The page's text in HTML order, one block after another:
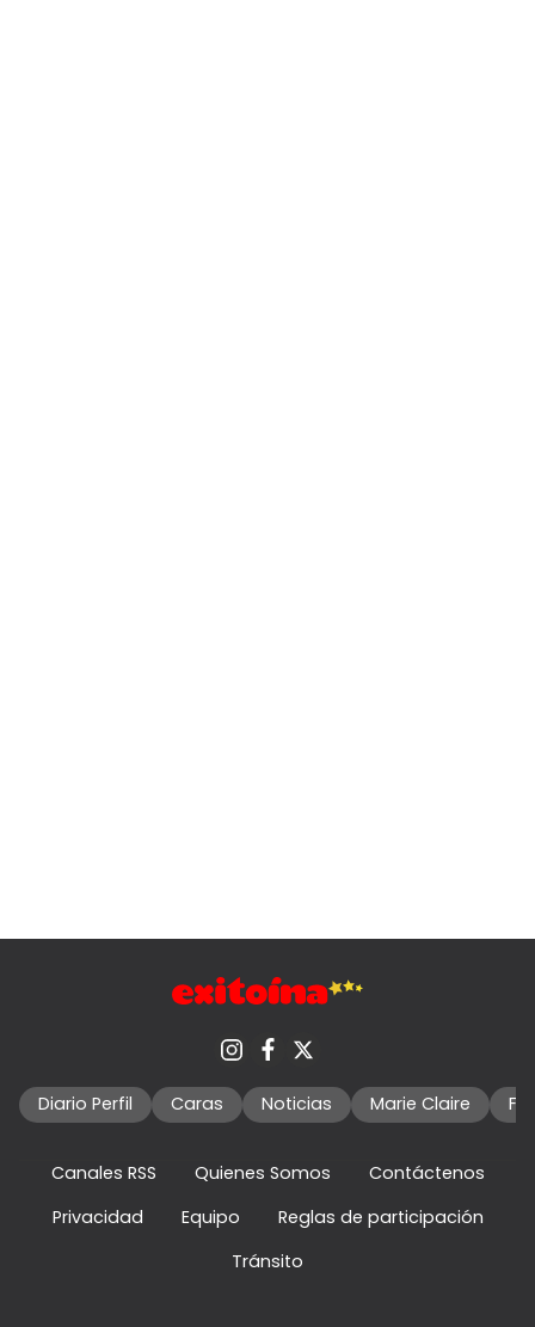
Diario Perfil Caras Noticias Marie Claire
Canales RSS Quienes Somos
Contáctenos
Privacidad
Equipo
Reglas de participación
Tránsito